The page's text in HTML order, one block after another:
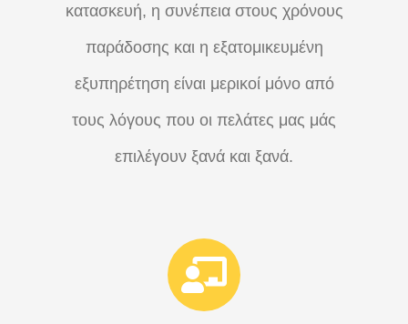
κατασκευή, η συνέπεια στους χρόνους
παράδοσης και η εξατομικευμένη
εξυπηρέτηση είναι μερικοί μόνο από
τους λόγους που οι πελάτες μας μάς
επιλέγουν ξανά και ξανά.